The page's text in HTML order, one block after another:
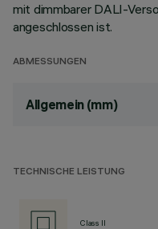
mit dimmbarer DALI-
angeschlossen ist.
ABMESSUNGEN
Allgemein (mm)
TECHNISCHE LEISTUNG
Class II